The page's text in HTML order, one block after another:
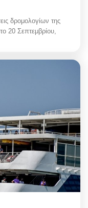
δρομολογίων της
20 Σεπτεμβρίου,